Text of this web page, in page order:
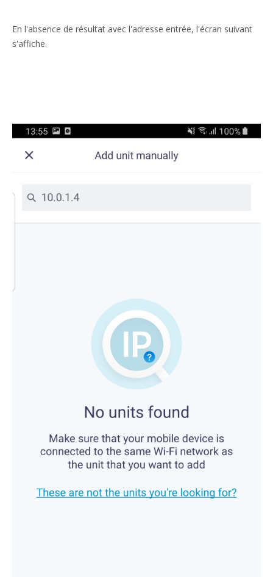
En l'absence de résultat avec l'adresse entrée, l'écran suivant
s'affiche.